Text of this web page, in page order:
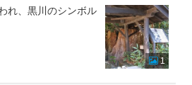
れ、黒川のシンボル
1